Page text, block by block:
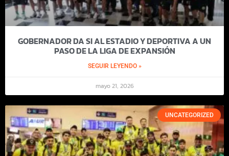
GOBERNADOR DA SI AL ESTADIO Y DEPORTIVA A UN
PASO DE LA LIGA DE EXPANSIÓN
SEGUIR LEYENDO »
mayo 21, 2026
UNCATEGORIZED